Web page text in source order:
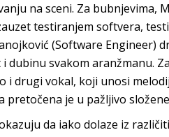
na sceni. Za bubnjevima,
testiranjem softvera,
(Software Engineer)
dubinu svakom aranžmanu.
i drugi vokal, koji unosi
pretočena je u pažljivo
da iako dolaze iz